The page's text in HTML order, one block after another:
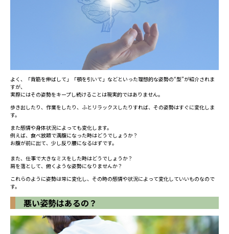
よく、「背筋を伸ばして」「顎を引いて」などといった理想的な姿勢の“型”が紹介されま
すが、
実際にはその姿勢をキープし続けることは現実的ではありません。
歩き出したり、作業をしたり、ふとリラックスしたりすれば、その姿勢はすぐに変化しま
す。
また感情や身体状況によっても変化します。
例えば、食べ放題で満腹になった時はどうでしょうか？
お腹が前に出て、少し反り腰になるはずです。
また、仕事で大きなミスをした時はどうでしょうか？
肩を落として、俯くような姿勢になりませんか？
これらのように姿勢は常に変化し、その時の感情や状況によって変化していいものなので
す。
悪い姿勢はあるの？